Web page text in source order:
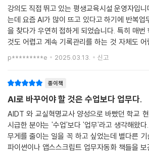
_[바로 실습 57] 구글 드라이브 자료 원 클릭으
기
Chapter 24 스프레드시트와 챗GPT 결합하여
_[바로 실습 58] AI 스프레드시트 요약 도우미 만
_[바로 실습 60] 나이스 과목별 세부 능력 특기
Chapter 25 챗GPT로 새 학기 반 편성 조회 페이
_[바로 실습 61] 반 편성 조회 시스템 구상하기
_[바로 실습 62] 챗GPT와 앱스 스크립트 웹 페
_[바로 실습 63] 반 편성 조회 페이지 오류 해결
이 책은 단순한 이론서가 아닙니다. 매 실습마다
성되어 있어, 실제 교실과 학교 행정에서 바로 활
- 다른 층 교무실 갈 필요 없어요! 온라인 교무실
- 언제 어디서든 출결 기록! 모바일 출석부 만들기
- 자잘한 문서 업무 끝! 한글 HWP 문서 자동화하
- 한 페이지에서 응답부터 결과까지! 설문 자동화
- AI와 함께 더 빨리 일하세요! 세부 특기 사항 요
- 아이들을 위한 특별한 선물! 포춘 쿠키 앱 만들
★ 이런 분들께 추천합니다!
강의도 직접 뛰고 있는 평생교육시설 운영자입
는데 요즘 AI가 많이 뜨고 있다고 하기에 반복업
을 찾다가 우연히 접하게 되었습니다. 특히 매번
것도 어렵고 계속 기록관리를 하는 것 자체도
잘 되지 않더라구요. 특히 직장인들의 수료증명
데 책에서 결석
p*********e 2025.03.13. 신고
종이책
AI로 바꾸어야 할 것은 수업보다 업무다.
AIDT 와 교실혁명교사 양성으로 바빴던 학교
시급한 분야는 '수업'보다 '업무'라고 생각해왔다
무게를 줄이는 일을 꼭 하고 싶었는데 별다른
파이썬이나 앱스스크립트 업무자동화 책들을